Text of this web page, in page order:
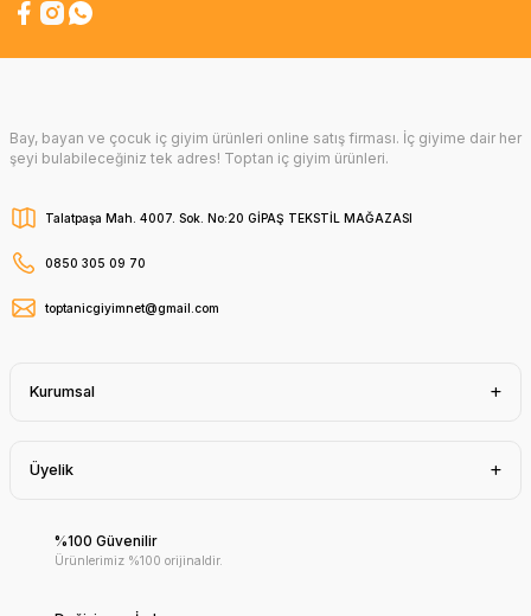
Bay, bayan ve çocuk iç giyim ürünleri online satış firması. İç giyime dair her
şeyi bulabileceğiniz tek adres! Toptan iç giyim ürünleri.
Talatpaşa Mah. 4007. Sok. No:20 GİPAŞ TEKSTİL MAĞAZASI
0850 305 09 70
toptanicgiyimnet@gmail.com
Kurumsal
Üyelik
%100 Güvenilir
Ürünlerimiz %100 orijinaldir.